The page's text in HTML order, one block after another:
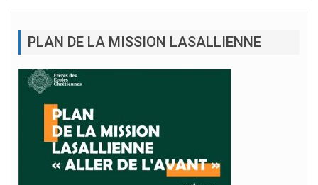
PLAN DE LA MISSION LASALLIENNE